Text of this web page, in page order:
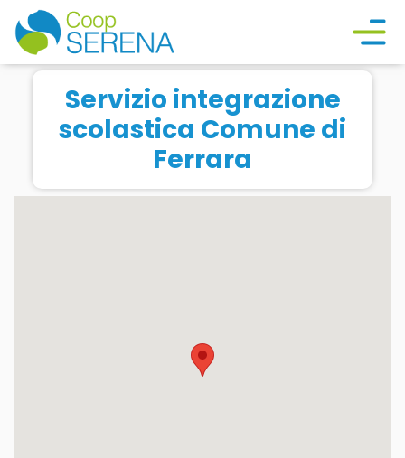
Servizio integrazione
scolastica Comune di
Ferrara